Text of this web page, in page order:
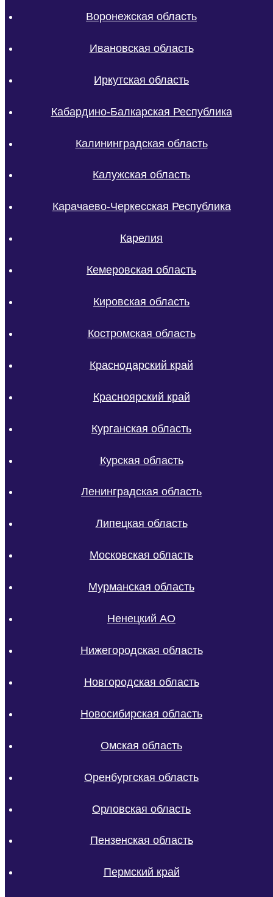
Воронежская область
Ивановская область
Иркутская область
Кабардино-Балкарская Республика
Калининградская область
Калужская область
Карачаево-Черкесская Республика
Карелия
Кемеровская область
Кировская область
Костромская область
Краснодарский край
Красноярский край
Курганская область
Курская область
Ленинградская область
Липецкая область
Московская область
Мурманская область
Ненецкий АО
Нижегородская область
Новгородская область
Новосибирская область
Омская область
Оренбургская область
Орловская область
Пензенская область
Пермский край